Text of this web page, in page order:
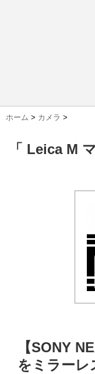
ホーム > カメラ >
「 Leica M
【SONY
をミラーレ